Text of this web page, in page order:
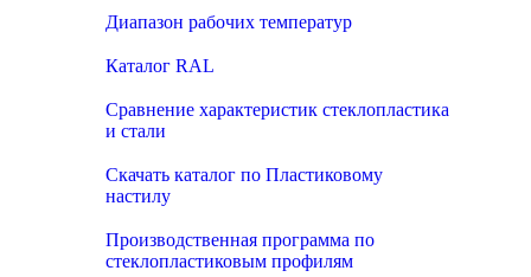
Диапазон рабочих температур
Каталог RAL
Сравнение характеристик стеклопластика
и стали
Скачать каталог по Пластиковому
настилу
Производственная программа по
стеклопластиковым профилям